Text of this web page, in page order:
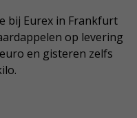
bij Eurex in Frankfurt
op levering
en gisteren zelfs